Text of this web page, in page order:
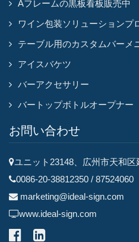
Aフレームの黒板看板販売中
ワイン包装ソリューションプ
テーブル用のカスタムバーメ
アイスバケツ
バーアクセサリー
バートップボトルオープナー
お問い合わせ
ユニット23148、広州市天和
0086-20-38812350 /
marketing@ideal-sign.com
www.ideal-sign.com